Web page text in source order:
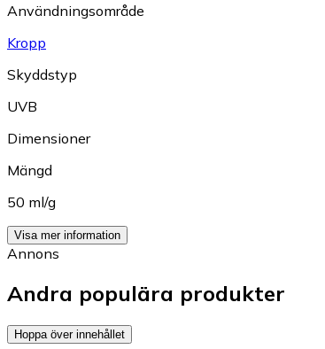
Användningsområde
Kropp
Skyddstyp
UVB
Dimensioner
Mängd
50 ml/g
Visa mer information
Annons
Andra populära produkter
Hoppa över innehållet